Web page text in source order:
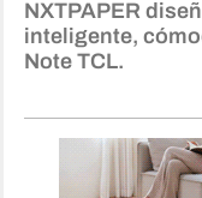
Contacto
NXTPAPER
inteligente,
Note TCL.